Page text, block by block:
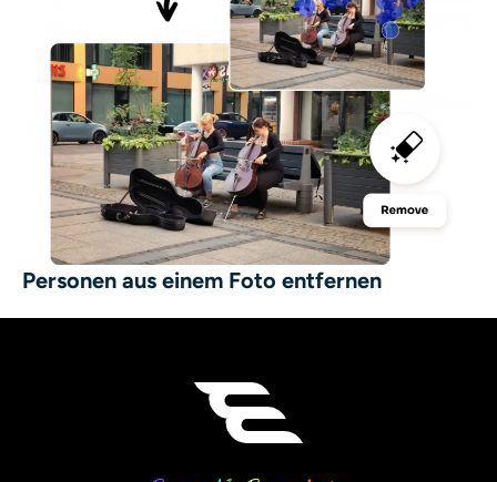
Personen aus einem Foto entfernen